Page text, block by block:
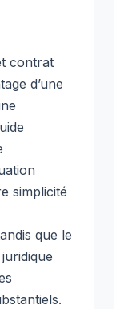
contrat
d’une
simplicité
que le